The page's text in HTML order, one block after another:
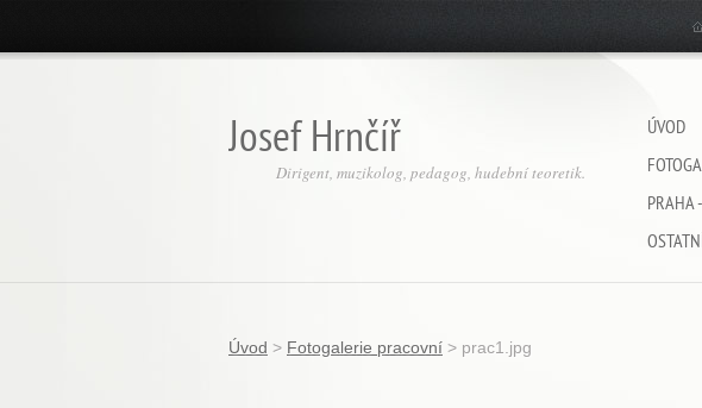
Josef Hrnčíř
Dirigent, muzikolog, pedagog, hudební teoretik.
ÚVOD
PRAHA
Úvod > Fotogalerie pracovní > prac1.jpg